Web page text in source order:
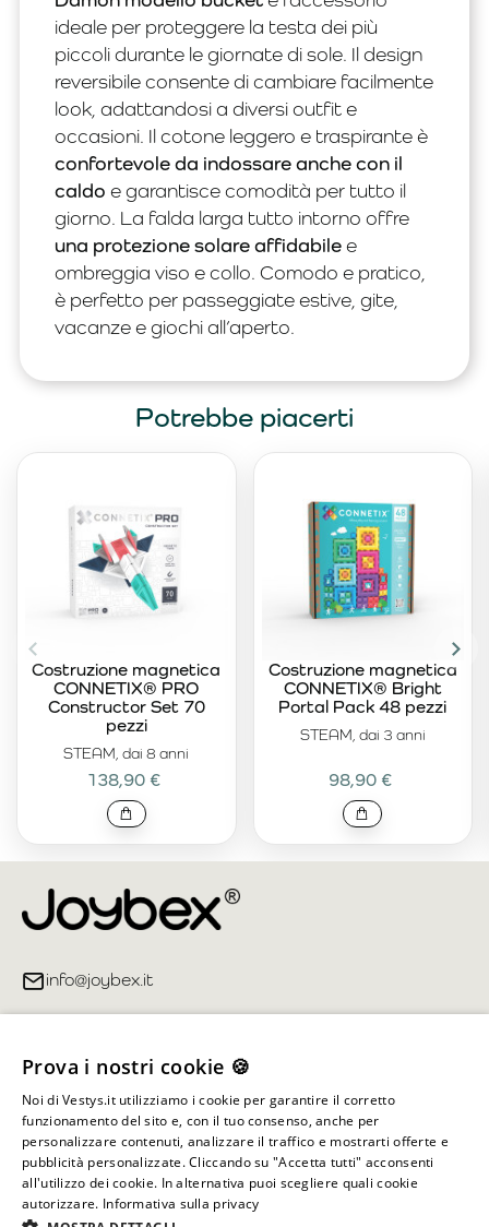
ideale per proteggere la testa dei più
piccoli durante le giornate di sole. Il design
reversibile consente di cambiare facilmente
look, adattandosi a diversi outfit e
occasioni. Il cotone leggero e traspirante è
confortevole da indossare anche con il
caldo e garantisce comodità per tutto il
giorno. La falda larga tutto intorno offre
una protezione solare affidabilee
ombreggia viso e collo. Comodo e pratico,
è perfetto per passeggiate estive, gite,
vacanze e giochi all’aperto.
Potrebbe piacerti
STEAM, dai 8 anni
Costruzione magnetica
CONNETIX® PRO
Constructor Set 70
pezzi
138,90 €
STEAM, dai 3 anni
Costruzione magnetica
CONNETIX® Bright
Portal Pack 48 pezzi
98,90 €
info@joybex.it
Account
Informazioni sul negozio
Tutti i diritti riservati ©
Prova i nostri cookie 🍪
Noi di Vestys.it utilizziamo i cookie per garantire il corretto
funzionamento del sito e, con il tuo consenso, anche per
personalizzare contenuti, analizzare il traffico e mostrarti offerte e
pubblicità personalizzate. Cliccando su "Accetta tutti" acconsenti
all'utilizzo dei cookie. In alternativa puoi scegliere quali cookie
autorizzare. Informativa sulla privacy